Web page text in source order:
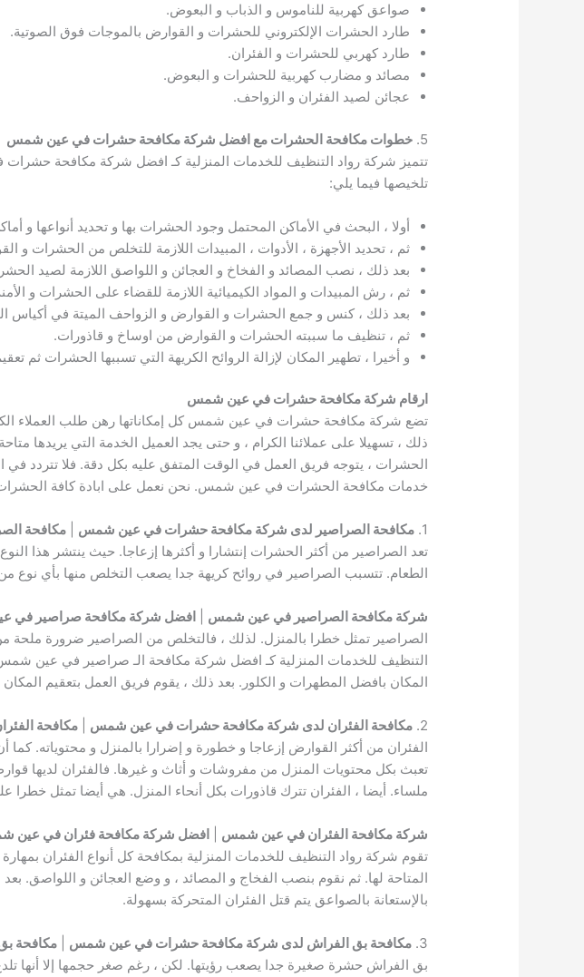
صواعق كهربية للناموس و الذباب و البعوض.
طارد الحشرات الإلكتروني للحشرات و القوارض بالموجات فوق الصوتية.
طارد كهربي للحشرات و الفئران.
مصائد و مضارب كهربية للحشرات و البعوض.
عجائن لصيد الفئران و الزواحف.
5. خطوات مكافحة الحشرات مع افضل شركة مكافحة حشرات في عين شمس
تتميز شركة رواد التنظيف للخدمات المنزلية كـ افضل شركة مكافحة
تلخيصها فيما يلي:
أولا ، البحث في الأماكن المحتمل وجود الحشرات بها و تحديد أنواعها و
ثم ، تحديد الأجهزة ، الأدوات ، المبيدات اللازمة للتخلص من الحشرات و
بعد ذلك ، نصب المصائد و الفخاخ و العجائن و اللواصق اللازمة لصيد
ثم ، رش المبيدات و المواد الكيميائية اللازمة للقضاء على الحشرات و
بعد ذلك ، كنس و جمع الحشرات و القوارض و الزواحف الميتة في أكياس
ثم ، تنظيف ما سببته الحشرات و القوارض من اوساخ و قاذورات.
و أخيرا ، تطهير المكان لإزالة الروائح الكريهة التي تسببها الحشرات ثم
ارقام شركة مكافحة حشرات في عين شمس
ذلك ، تسهيلا على عملائنا الكرام ، و حتى يجد العميل الخدمة التي
الحشرات ، يتوجه فريق العمل في الوقت المتفق عليه بكل دقة. فلا تتردد في
خدمات مكافحة الحشرات في عين شمس. نحن نعمل على ابادة كافة
1. مكافحة الصراصير لدى شركة مكافحة حشرات في عين شمس |مكافحة
تعد الصراصير من أكثر الحشرات إنتشارا و أكثرها إزعاجا. حيث ينتشر هذا
الطعام. تتسبب الصراصير في روائح كريهة جدا يصعب التخلص منها بأي نوع
شركة مكافحة الصراصير في عين شمس |افضل شركة مكافحة صراصير في
الصراصير تمثل خطرا بالمنزل. لذلك ، فالتخلص من الصراصير ضرورة
التنظيف للخدمات المنزلية كـ افضل شركة مكافحة الـ صراصير في عين شمس
المكان بافضل المطهرات و الكلور. بعد ذلك ، يقوم فريق العمل بتعقيم
2. مكافحة الفئران لدى شركة مكافحة حشرات في عين شمس |مكافحة
الفئران من أكثر القوارض إزعاجا و خطورة و إضرارا بالمنزل و محتوياته.
تعبث بكل محتويات المنزل من مفروشات و أثاث و غيرها. فالفئران لديها
ملساء. أيضا ، الفئران تترك قاذورات بكل أنحاء المنزل. هي أيضا تمثل
شركة مكافحة الفئران في عين شمس |افضل شركة مكافحة فئران في عين
تقوم شركة رواد التنظيف للخدمات المنزلية بمكافحة كل أنواع الفئران
المتاحة لها. ثم نقوم بنصب الفخاج و المصائد ، و وضع العجائن و اللواصق.
بالإستعانة بالصواعق يتم قتل الفئران المتحركة بسهولة.
3. مكافحة بق الفراش لدى شركة مكافحة حشرات في عين شمس |مكافحة
بق الفراش حشرة صغيرة جدا يصعب رؤيتها. لكن ، رغم صغر حجمها إلا